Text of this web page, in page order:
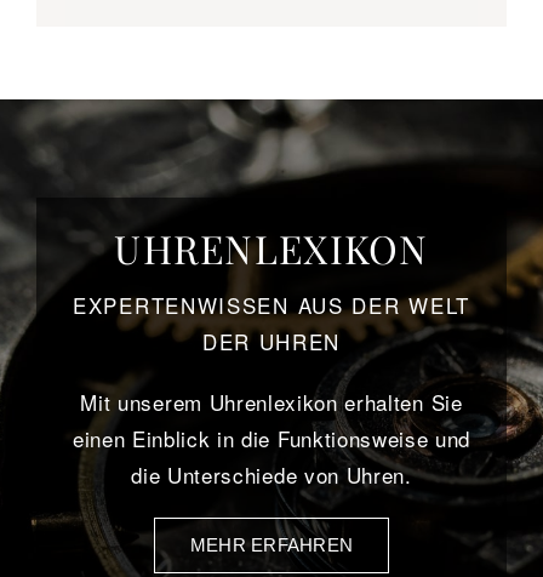
UHRENLEXIKON
EXPERTENWISSEN AUS DER WELT
DER UHREN
Mit unserem Uhrenlexikon erhalten Sie
einen Einblick in die Funktionsweise und
die Unterschiede von Uhren.
MEHR ERFAHREN